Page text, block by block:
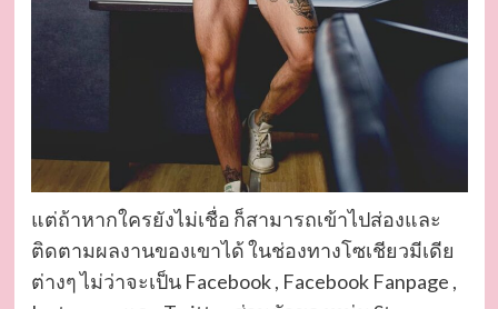
แต่ถ้าหากใครยังไม่เชื่อ ก็สามารถเข้าไปส่องและ
ติดตามผลงานของเขาได้ ในช่องทางโซเชียวมีเดีย
ต่างๆ ไม่ว่าจะเป็น Facebook , Facebook Fanpage ,